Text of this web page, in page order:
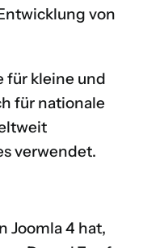
von
für kleine und
für nationale
verwendet.
Joomla 4 hat,